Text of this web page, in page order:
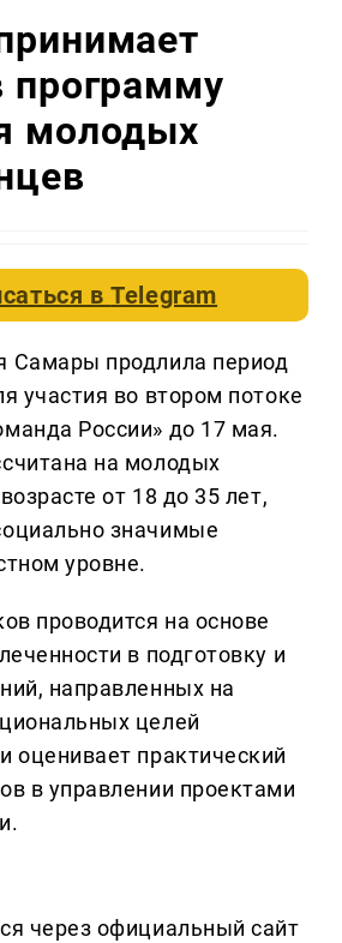
программу
молодых
вTelegram
Самары продлила период
участия во втором потоке
России» до 17 мая.
на молодых
от 18 до 35 лет,
значимые
уровне.
проводится на основе
в подготовку и
направленных на
целей
оценивает практический
в управлении проектами
через официальный сайт